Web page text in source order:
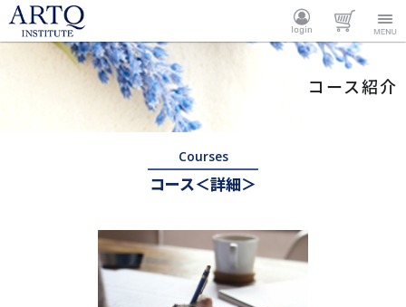
ARTQ
INSTITUTE
Menu
カート
ログイ
コース紹介
Courses
コース＜詳細＞